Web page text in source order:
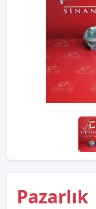
Pazarlık